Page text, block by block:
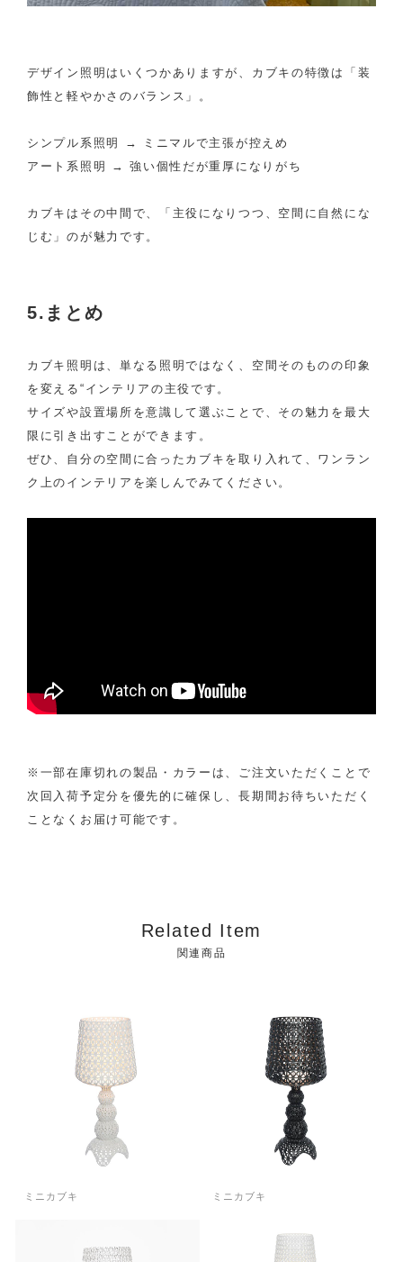
デザイン照明はいくつかありますが、カブキの特徴は「装
飾性と軽やかさのバランス」。
シンプル系照明 → ミニマルで主張が控えめ
アート系照明 → 強い個性だが重厚になりがち
カブキはその中間で、「主役になりつつ、空間に自然にな
じむ」のが魅力です。
5.まとめ
カブキ照明は、単なる照明ではなく、空間そのものの印象
を変える“インテリアの主役です。
サイズや設置場所を意識して選ぶことで、その魅力を最大
限に引き出すことができます。
ぜひ、自分の空間に合ったカブキを取り入れて、ワンラン
ク上のインテリアを楽しんでみてください。
※一部在庫切れの製品・カラーは、ご注文いただくことで
次回入荷予定分を優先的に確保し、長期間お待ちいただく
ことなくお届け可能です。
Related Item
関連商品
ミニカブキ ミニカブキ